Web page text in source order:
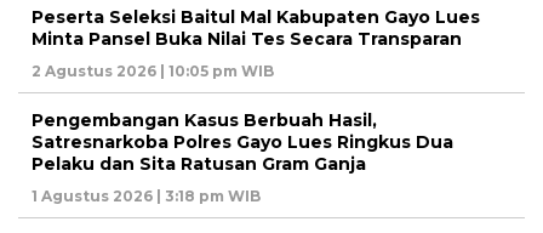
Peserta Seleksi Baitul Mal Kabupaten Gayo Lues
Minta Pansel Buka Nilai Tes Secara Transparan
2 Agustus 2026 | 10:05 pm WIB
Pengembangan Kasus Berbuah Hasil,
Satresnarkoba Polres Gayo Lues Ringkus Dua
Pelaku dan Sita Ratusan Gram Ganja
1 Agustus 2026 | 3:18 pm WIB